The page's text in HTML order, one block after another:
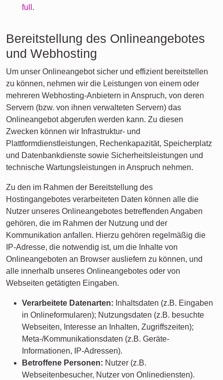
full .
Bereitstellung des Onlineangebotes
und Webhosting
Um unser Onlineangebot sicher und effizient bereitstellen
zu können, nehmen wir die Leistungen von einem oder
mehreren Webhosting-Anbietern in Anspruch, von deren
Servern (bzw. von ihnen verwalteten Servern) das
Onlineangebot abgerufen werden kann. Zu diesen
Zwecken können wir Infrastruktur- und
Plattformdienstleistungen, Rechenkapazität, Speicherplatz
und Datenbankdienste sowie Sicherheitsleistungen und
technische Wartungsleistungen in Anspruch nehmen.
Zu den im Rahmen der Bereitstellung des
Hostingangebotes verarbeiteten Daten können alle die
Nutzer unseres Onlineangebotes betreffenden Angaben
gehören, die im Rahmen der Nutzung und der
Kommunikation anfallen. Hierzu gehören regelmäßig die
IP-Adresse, die notwendig ist, um die Inhalte von
Onlineangeboten an Browser ausliefern zu können, und
alle innerhalb unseres Onlineangebotes oder von
Webseiten getätigten Eingaben.
Verarbeitete Datenarten: Inhaltsdaten (z.B. Eingaben
in Onlineformularen); Nutzungsdaten (z.B. besuchte
Webseiten, Interesse an Inhalten, Zugriffszeiten);
Meta-/Kommunikationsdaten (z.B. Geräte-
Informationen, IP-Adressen).
Betroffene Personen: Nutzer (z.B.
Webseitenbesucher, Nutzer von Onlinediensten).